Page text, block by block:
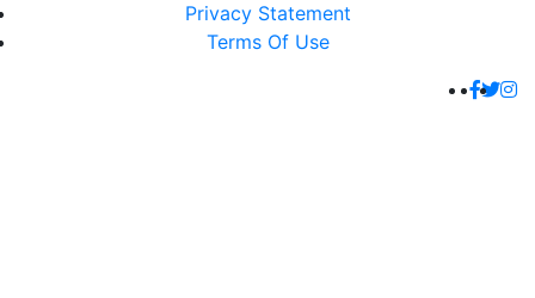
Privacy Statement
Terms Of Use